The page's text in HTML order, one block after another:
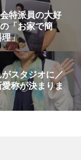
特派員の大好
「お家で簡
」
スタジオに／
称が決まりま